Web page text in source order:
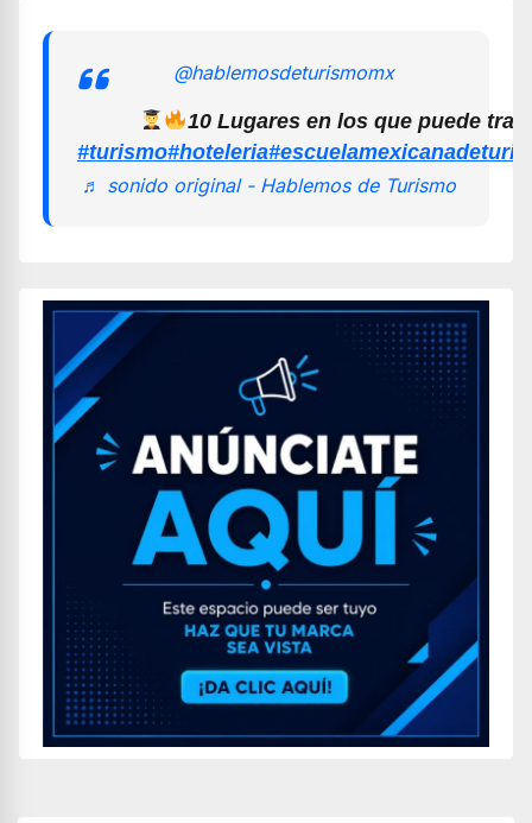
@hablemosdeturismomx
10 Lugares en los que puede
#turismo#hoteleria
♬ sonido original - Hablemos de Turismo